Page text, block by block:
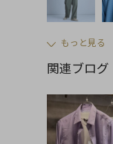
もっと見る
関連ブログ